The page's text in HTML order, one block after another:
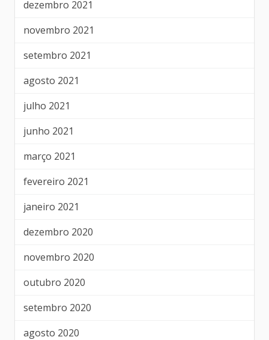
dezembro 2021
novembro 2021
setembro 2021
agosto 2021
julho 2021
junho 2021
março 2021
fevereiro 2021
janeiro 2021
dezembro 2020
novembro 2020
outubro 2020
setembro 2020
agosto 2020